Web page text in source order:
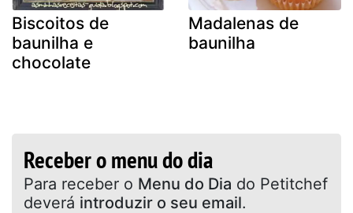
Biscoitos de
baunilha e
chocolate
Madalenas de
baunilha
Receber o menu do dia
Para receber o Menu do Dia do Petitchef
deverá introduzir o seu email.